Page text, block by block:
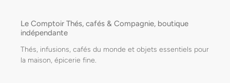
Le Comptoir Thés, cafés & Compagnie, boutique
indépendante
Thés, infusions, cafés du monde et objets essentiels pour
la maison, épicerie fine.